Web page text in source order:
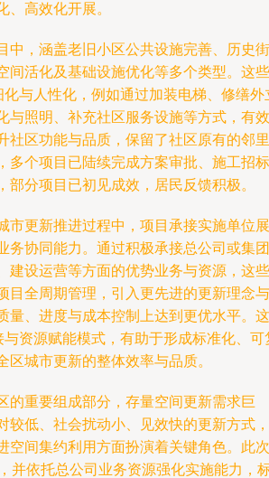
、高效化开展。
中，涵盖老旧小区公共设施完善、历史街
间活化及基础设施优化等多个类型。这些
化与人性化，例如通过加装电梯、修缮外
与照明、补充社区服务设施等方式，有效
社区功能与品质，保留了社区原有的邻里
多个项目已陆续完成方案审批、施工招标
部分项目已初见成效，居民反馈积极。
市更新推进过程中，项目承接实施单位展
务协同能力。通过积极承接总公司或集团
建设运营等方面的优势业务与资源，这些
目全周期管理，引入更先进的更新理念与
量、进度与成本控制上达到更优水平。这
与资源赋能模式，有助于形成标准化、可
区城市更新的整体效率与品质。
的重要组成部分，存量空间更新需求巨
较低、社会扰动小、见效快的更新方式，
空间集约利用方面扮演着关键角色。此次
并依托总公司业务资源强化实施能力，